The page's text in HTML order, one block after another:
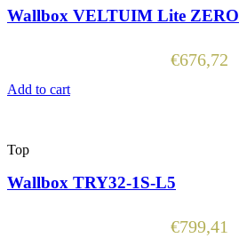
Wallbox VELTUIM Lite ZERO
€676,72
Add to cart
Top
Wallbox TRY32-1S-L5
€799,41